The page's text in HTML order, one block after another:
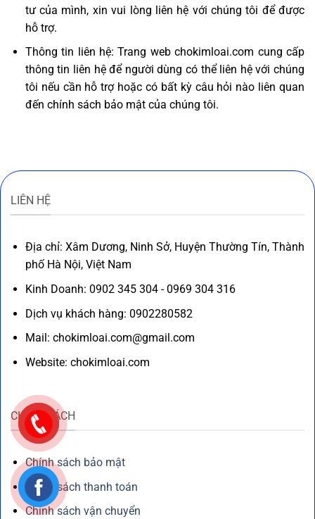
tư của mình, xin vui lòng liên hệ với chúng tôi để được
hỗ trợ.
Thông tin liên hệ: Trang web chokimloai.com cung cấp
thông tin liên hệ để người dùng có thể liên hệ với chúng
tôi nếu cần hỗ trợ hoặc có bất kỳ câu hỏi nào liên quan
đến chính sách bảo mật của chúng tôi.
LIÊN HỆ
Địa chỉ: Xâm Dương, Ninh Sở, Huyện Thường Tín, Thành
phố Hà Nội, Việt Nam
Kinh Doanh: 0902 345 304 - 0969 304 316
Dịch vụ khách hàng: 0902280582
Mail: chokimloai.com@gmail.com
Website: chokimloai.com
CHÍNH SÁCH
Chính sách bảo mật
Chính sách thanh toán
Chính sách vận chuyển